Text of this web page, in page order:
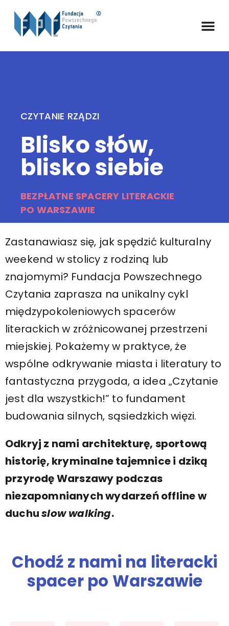
CZYTANIE RZĄDZI
Blisko słów,
blisko siebie
BEZPŁATNE SPACERY LITERACKIE
PO WARSZAWIE
Zastanawiasz się, jak spędzić kulturalny
weekend w stolicy z rodziną lub
znajomymi? Fundacja Powszechnego
Czytania zaprasza na unikalny cykl
międzypokoleniowych spacerów
literackich w zróżnicowanej przestrzeni
miejskiej. Pokażemy w praktyce, że
wspólne odkrywanie miasta i literatury to
fantastyczna przygoda, a idea „Czytanie
jest dla wszystkich!” to fundament
budowania silnych, sąsiedzkich więzi.
Odkryj z nami architekturę, sportową
historię, kryminalne tajemnice i dziką
przyrodę Warszawy podczas
niezapomnianych wydarzeń offline w
duchuslow walking.
Chodź z nami na literacki
spacer po Warszawie